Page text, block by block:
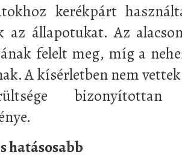
kerékpárt
az állapotukat. Az
felelt meg, míg a
A kísérletben nem
bizonyítottan
hatásosabb